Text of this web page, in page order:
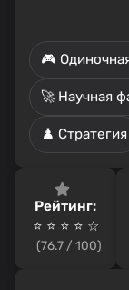
🎮
🚀 Научная
♟️ Стратегия
Рейтинг:
⭐ ⭐ ⭐ ⭐️ ☆
(76.7 / 100)